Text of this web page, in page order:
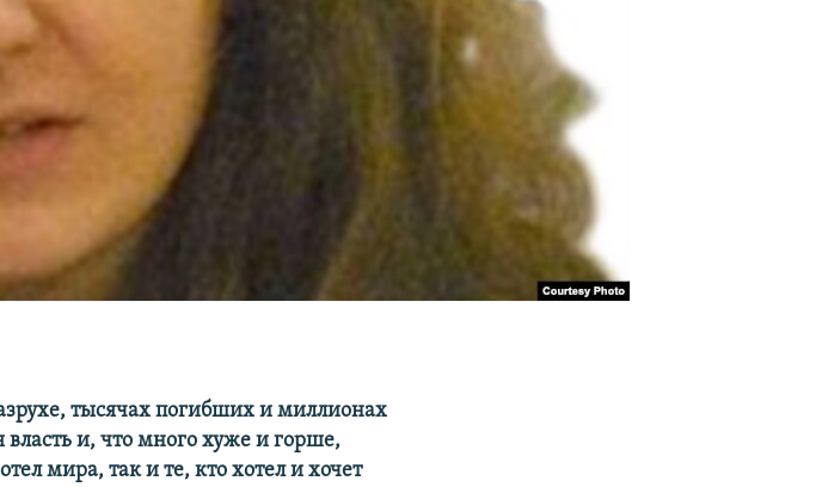
тысячах погибших и миллионах
и, что много хуже и горше,
мира, так и те, кто хотел и хочет